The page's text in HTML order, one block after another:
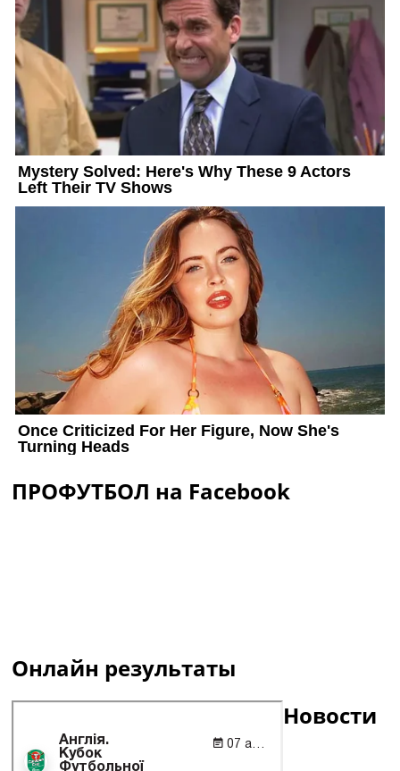
ПРОФУТБОЛ на Facebook
Онлайн результаты
Новости